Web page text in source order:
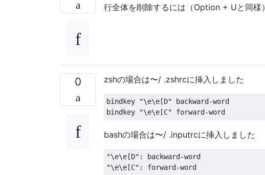
行全体を削除するには（Option + Uと同様）
0 zshの場合は〜/ .zshrcに挿入しました
bindkey "\e\e[D" backward -word
bindkey
"\e\e[C" forward -word
bashの場合は〜/ .inputrcに挿入しました
"\e\e[D" : backward -
"\e\e[C" : forward -word